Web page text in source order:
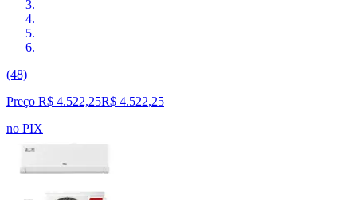
(48)
Preço R$ 4.522,25R$ 4.522,25
no PIX